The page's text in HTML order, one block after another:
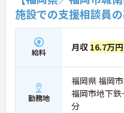
施設での支援相談員
給料 月収 16.7万
勤務地
福岡県 福岡
福岡市地下
分